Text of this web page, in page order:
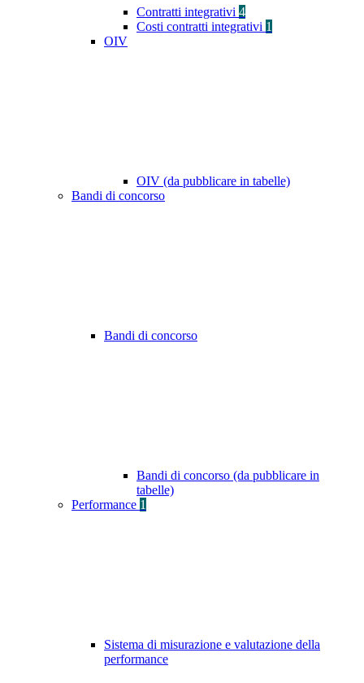
Contratti integrativi 4
Costi contratti integrativi 1
OIV
OIV (da pubblicare in tabelle)
Bandi di concorso
Bandi di concorso
Bandi di concorso (da pubblicare in
tabelle)
Performance 1
Sistema di misurazione e valutazione della
performance